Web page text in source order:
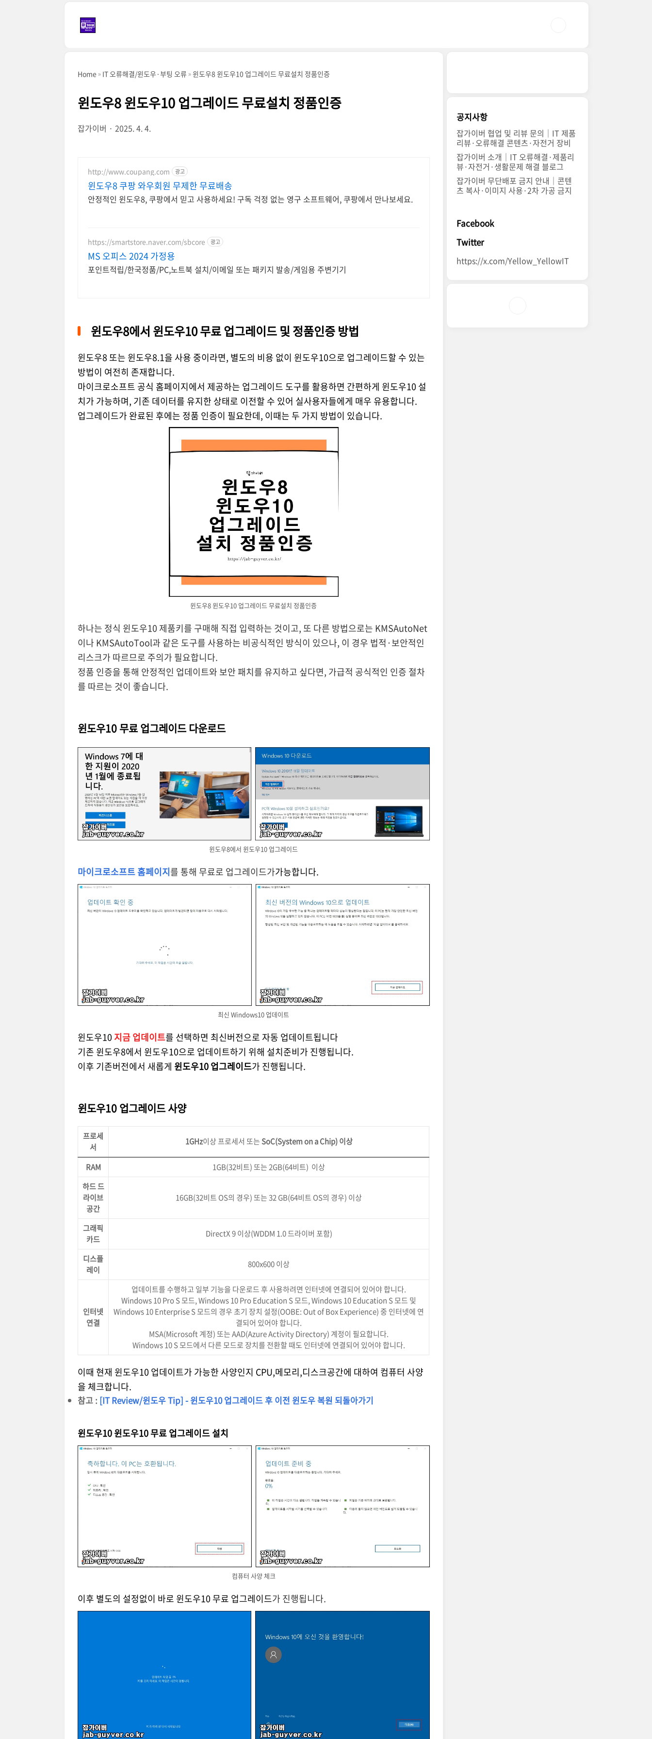
Home IT 오류해결/윈도우·부팅 오류 윈도우8 윈도우10 업그레이드 무료설치 정품인증
윈도우8 윈도우10 업그레이드 무료설치 정품인증
잡가이버 2025. 4. 4.
http://www.coupang.com 광고
윈도우8 쿠팡 와우회원 무제한 무료배송
안정적인 윈도우8, 쿠팡에서 믿고 사용하세요! 구독 걱정 없는 영구 소프트웨어, 쿠팡에서 만나보세요.
https://smartstore.naver.com/sbcore 광고
MS 오피스 2024 가정용
포인트적립/한국정품/PC,노트북 설치/이메일 또는 패키지 발송/게임용 주변기기
윈도우8에서 윈도우10 무료 업그레이드 및 정품인증 방법
윈도우8 또는 윈도우8.1을 사용 중이라면, 별도의 비용 없이 윈도우10으로 업그레이드할 수 있는
방법이 여전히 존재합니다.
마이크로소프트 공식 홈페이지에서 제공하는 업그레이드 도구를 활용하면 간편하게 윈도우10 설
치가 가능하며, 기존 데이터를 유지한 상태로 이전할 수 있어 실사용자들에게 매우 유용합니다.
업그레이드가 완료된 후에는 정품 인증이 필요한데, 이때는 두 가지 방법이 있습니다.
윈도우8 윈도우10 업그레이드 무료설치 정품인증
하나는 정식 윈도우10 제품키를 구매해 직접 입력하는 것이고, 또 다른 방법으로는 KMSAutoNet
이나 KMSAutoTool과 같은 도구를 사용하는 비공식적인 방식이 있으나, 이 경우 법적·보안적인
리스크가 따르므로 주의가 필요합니다.
정품 인증을 통해 안정적인 업데이트와 보안 패치를 유지하고 싶다면, 가급적 공식적인 인증 절차
를 따르는 것이 좋습니다.
윈도우10 무료 업그레이드 다운로드
윈도우8에서 윈도우10 업그레이드
마이크로소프트 홈페이지를 통해 무료로 업그레이드가가능합니다.
최신 Windows10 업데이트
윈도우10 지금 업데이트를 선택하면 최신버전으로 자동 업데이트됩니다
기존 윈도우8에서 윈도우10으로 업데이트하기 위해 설치준비가 진행됩니다.
이후 기존버전에서 새롭게 윈도우10 업그레이드가 진행됩니다.
윈도우10 업그레이드 사양
프로세
서
1GHz이상 프로세서 또는 SoC(System on a Chip) 이상
RAM
1GB(32비트) 또는 2GB(64비트) 이상
하드 드
라이브
공간
16GB(32비트 OS의 경우) 또는 32 GB(64비트 OS의 경우) 이상
그래픽
카드
DirectX 9 이상(WDDM 1.0 드라이버 포함)
디스플
레이
800x600 이상
인터넷
연결
업데이트를 수행하고 일부 기능을 다운로드 후 사용하려면 인터넷에 연결되어 있어야 합니다.
Windows 10 Pro S 모드, Windows 10 Pro Education S 모드, Windows 10 Education S 모드 및
Windows 10 Enterprise S 모드의 경우 초기 장치 설정(OOBE: Out of Box Experience) 중 인터넷에 연
결되어 있어야 합니다.
MSA(Microsoft 계정) 또는 AAD(Azure Activity Directory) 계정이 필요합니다.
Windows 10 S 모드에서 다른 모드로 장치를 전환할 때도 인터넷에 연결되어 있어야 합니다.
이때 현재 윈도우10 업데이트가 가능한 사양인지 CPU,메모리,디스크공간에 대하여 컴퓨터 사양
을 체크합니다.
참고 : [IT Review/윈도우 Tip] - 윈도우10 업그레이드 후 이전 윈도우 복원 되돌아가기
윈도우10 윈도우10 무료 업그레이드 설치
컴퓨터 사양 체크
이후 별도의 설정없이 바로 윈도우10 무료 업그레이드가 진행됩니다.
공지사항
잡가이버 협업 및 리뷰 문의｜IT 제품
리뷰·오류해결 콘텐츠·자전거 장비
잡가이버 소개｜IT 오류해결·제품리
뷰·자전거·생활문제 해결 블로그
잡가이버 무단배포 금지 안내｜콘텐
츠 복사·이미지 사용·2차 가공 금지
Facebook
Twitter
https://x.com/Yellow_YellowIT